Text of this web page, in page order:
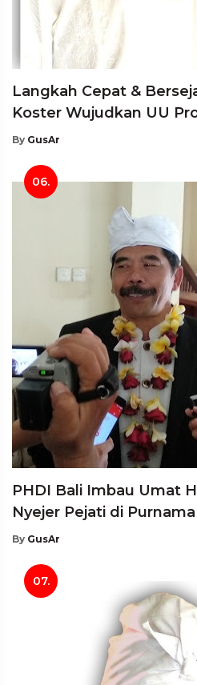
Langkah Cepat &
Koster Wujudkan UU
By GusAr
06.
PHDI Bali Imbau Umat
Nyejer Pejati di
By GusAr
07.